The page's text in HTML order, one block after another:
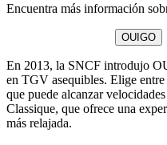
Encuentra más información
OUIGO
En 2013, la SNCF introdujo
en TGV asequibles. Elige
que puede alcanzar
Classique, que ofrece una
más relajada.